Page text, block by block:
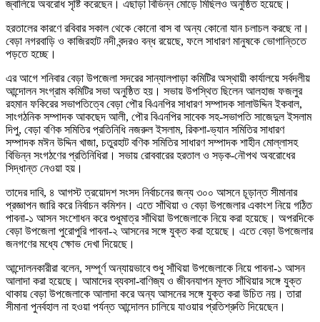
জ্বালিয়ে অবরোধ সৃষ্টি করেছেন। এছাড়া বিভিন্ন মোড়ে মিছিলও অনুষ্ঠিত হয়েছে।
হরতালের কারণে রবিবার সকাল থেকে কোনো বাস বা অন্য কোনো যান চলাচল করছে না।
বেড়া নগরবাড়ি ও কাজিরহাট নদী বন্দরও বন্ধ রয়েছে, ফলে সাধারণ মানুষকে ভোগান্তিতে
পড়তে হচ্ছে।
এর আগে শনিবার বেড়া উপজেলা সদরের সান্যালপাড়া কমিটির অস্থায়ী কার্যালয়ে সর্বদলীয়
আন্দোলন সংগ্রাম কমিটির সভা অনুষ্ঠিত হয়। সভায় উপস্থিত ছিলেন আলহাজ ফজলুর
রহমান ফকিরের সভাপতিত্বে বেড়া পৌর বিএনপির সাধারণ সম্পাদক সালাউদ্দিন ইকবাল,
সাংগঠনিক সম্পাদক আকছেদ আলী, পৌর বিএনপির সাবেক সহ-সভাপতি সাজেদুল ইসলাম
দিপু, বেড়া বণিক সমিতির প্রতিনিধি নজরুল ইসলাম, রিকশা-ভ্যান সমিতির সাধারণ
সম্পাদক মঈন উদ্দিন খাজা, চতুরহাট বণিক সমিতির সাধারণ সম্পাদক শাহীন মোল্লাসহ
বিভিন্ন সংগঠণের প্রতিনিধিরা। সভায় রোববারের হরতাল ও সড়ক-নৌপথ অবরোধের
সিদ্ধান্ত নেওয়া হয়।
তাদের দাবি, ৪ আগস্ট ত্রয়োদশ সংসদ নির্বাচনের জন্য ৩০০ আসনে চূড়ান্ত সীমানার
প্রজ্ঞাপন জারি করে নির্বাচন কমিশন। এতে সাঁথিয়া ও বেড়া উপজেলার একাংশ নিয়ে গঠিত
পাবনা-১ আসন সংশোধন করে শুধুমাত্র সাঁথিয়া উপজেলাকে নিয়ে করা হয়েছে। অপরদিকে
বেড়া উপজেলা পুরোপুরি পাবনা-২ আসনের সঙ্গে যুক্ত করা হয়েছে। এতে বেড়া উপজেলার
জনগণের মধ্যে ক্ষোভ দেখা দিয়েছে।
আন্দোলনকারীরা বলেন, সম্পূর্ণ অন্যায়ভাবে শুধু সাঁথিয়া উপজেলাকে নিয়ে পাবনা-১ আসন
আলাদা করা হয়েছে। আমাদের ব্যবসা-বাণিজ্য ও জীবনযাপন মূলত সাঁথিয়ার সঙ্গে যুক্ত
থাকায় বেড়া উপজেলাকে আলাদা করে অন্য আসনের সঙ্গে যুক্ত করা উচিত নয়। তারা
সীমানা পুনর্বহাল না হওয়া পর্যন্ত আন্দোলন চালিয়ে যাওয়ার প্রতিশ্রুতি দিয়েছেন।